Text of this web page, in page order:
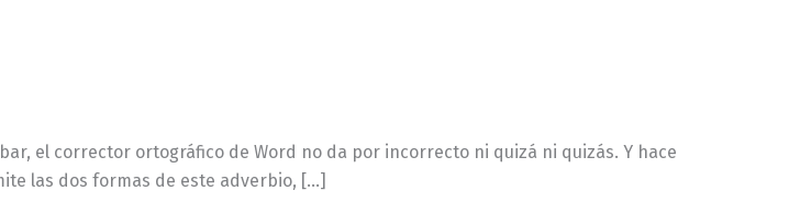
el corrector ortográfico de Word no da por incorrecto ni quizá ni quizás. Y hace
las dos formas de este adverbio, […]